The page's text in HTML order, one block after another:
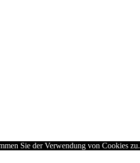
Sie der Verwendung von Cookies zu.